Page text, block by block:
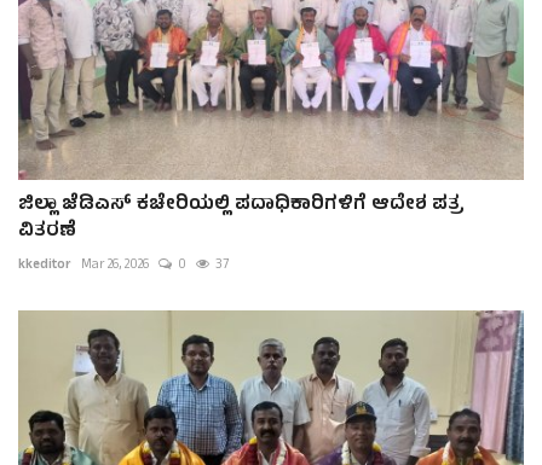
ಜಿಲ್ಲಾ ಜೆಡಿಎಸ್ ಕಚೇರಿಯಲ್ಲಿ ಪದಾಧಿಕಾರಿಗಳಿಗೆ ಆದೇಶ ಪತ್ರ
ವಿತರಣೆ
kkeditor Mar 26, 2026 0 37